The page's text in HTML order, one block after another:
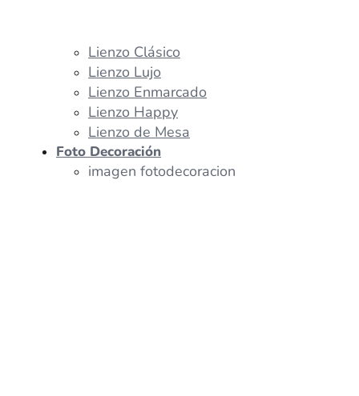
Lienzo Clásico
Lienzo Lujo
Lienzo Enmarcado
Lienzo Happy
Lienzo de Mesa
Foto Decoración
imagen fotodecoracion